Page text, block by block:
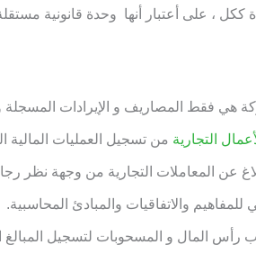
ككل ، على أعتبار أنها وحدة قانونية
هي فقط المصاريف و الإيرادات
التجارية من تسجيل العمليات المالية